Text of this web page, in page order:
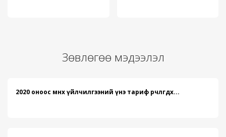
Зөвлөгөө мэдээлэл
2020 оноос өмнөх үйлчилгээний үнэ тариф өөрчлөгдөх...